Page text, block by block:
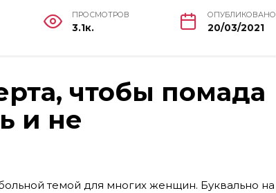
ПРОСМОТРОВ
3.1к.
ОПУБЛИКОВАНО
20/03/2021
чтобы помада
и не
темой для многих женщин. Буквально на